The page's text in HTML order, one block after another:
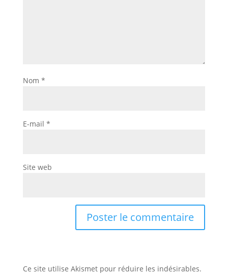
Nom *
E-mail *
Site web
Ce site utilise Akismet pour réduire les indésirables.